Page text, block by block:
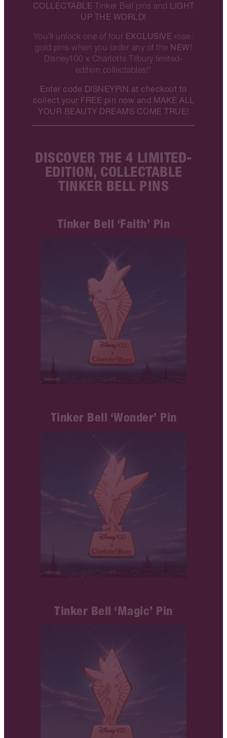
COLLECTABLE Tinker Bell pins and LIGHT
UP THE WORLD!
You’ll unlock one of four EXCLUSIVE rose-
gold pins when you order any of the NEW!
Disney100 x Charlotte Tilbury limited-
edition collectables!*
Enter code DISNEYPIN at checkout to
collect your FREE pin now and MAKE ALL
YOUR BEAUTY DREAMS COME TRUE!
DISCOVER THE 4 LIMITED-
EDITION, COLLECTABLE
TINKER BELL PINS
Tinker Bell ‘Faith’ Pin
Tinker Bell ‘Wonder’ Pin
Tinker Bell ‘Magic’ Pin